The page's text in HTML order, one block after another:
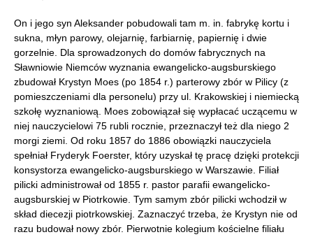
On i jego syn Aleksander pobudowali tam m. in. fabrykę kortu i
sukna, młyn parowy, olejarnię, farbiarnię, papiernię i dwie
gorzelnie. Dla sprowadzonych do domów fabrycznych na
Sławniowie Niemców wyznania ewangelicko-augsburskiego
zbudował Krystyn Moes (po 1854 r.) parterowy zbór w Pilicy (z
pomieszczeniami dla personelu) przy ul. Krakowskiej i niemiecką
szkołę wyznaniową. Moes zobowiązał się wypłacać uczącemu w
niej nauczycielowi 75 rubli rocznie, przeznaczył też dla niego 2
morgi ziemi. Od roku 1857 do 1886 obowiązki nauczyciela
spełniał Fryderyk Foerster, który uzyskał tę pracę dzięki protekcji
konsystorza ewangelicko-augsburskiego w Warszawie. Filiał
pilicki administrował od 1855 r. pastor parafii ewangelicko-
augsburskiej w Piotrkowie. Tym samym zbór pilicki wchodził w
skład diecezji piotrkowskiej. Zaznaczyć trzeba, że Krystyn nie od
razu budował nowy zbór. Pierwotnie kolegium kościelne filiału